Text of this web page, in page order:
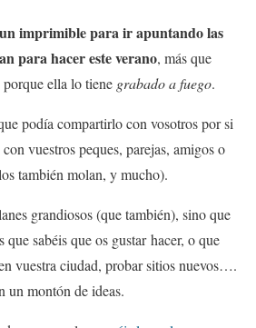
imprimible para ir apuntando las
para hacer este verano, más que
ella lo tiene grabado a fuego.
podía compartirlo con vosotros por si
vuestros peques, parejas, amigos o
también molan, y mucho).
grandiosos (que también), sino que
sabéis que os gustar hacer, o que
vuestra ciudad, probar sitios nuevos….
un montón de ideas.